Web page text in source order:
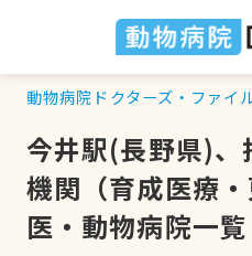
動物病院ドクターズ・ファイ
今井駅(長野県)、
機関（育成医療
医・動物病院一覧